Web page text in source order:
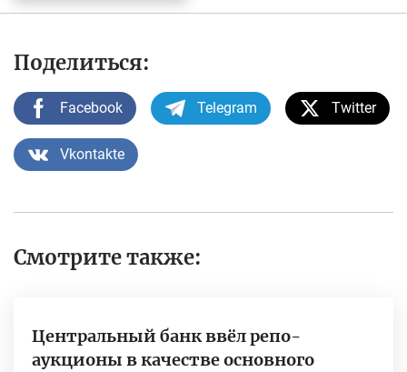
Поделиться:
Facebook Telegram Twitter
Vkontakte
Смотрите также:
Центральный банк ввёл репо-
аукционы в качестве основного